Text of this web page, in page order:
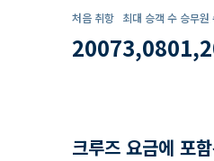
처음 취항
2007
최대 승객 수
3,080
승무원
크루즈 요금에 포